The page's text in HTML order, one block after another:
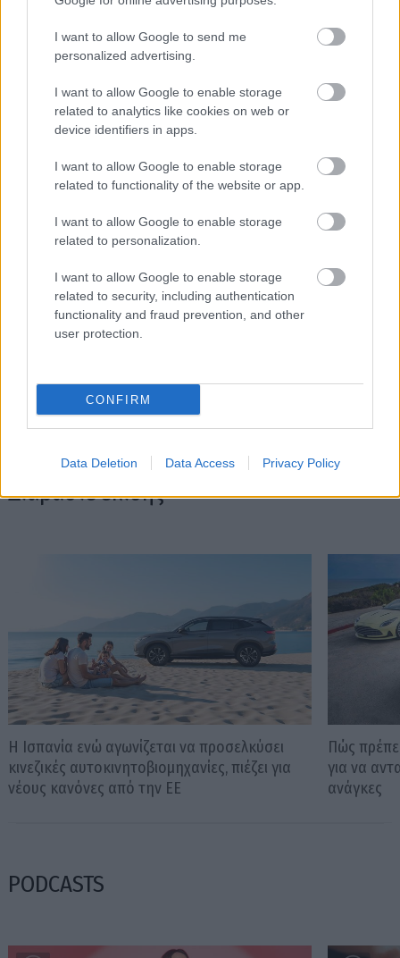
I want to allow Google to send me
personalized advertising.
I want to allow Google to enable storage
related to analytics like cookies on web or
device identifiers in apps.
I want to allow Google to enable storage
related to functionality of the website or app.
I want to allow Google to enable storage
related to personalization.
I want to allow Google to enable storage
related to security, including authentication
functionality and fraud prevention, and other
user protection.
CONFIRM
Data Deletion Data Access Privacy Policy
Διαβάστε επίσης
Η Ισπανία ενώ αγωνίζεται να προσελκύσει
κινεζικές αυτοκινητοβιομηχανίες, πιέζει για
νέους κανόνες από την ΕΕ
Πώς
για να
ανάγκες
PODCASTS